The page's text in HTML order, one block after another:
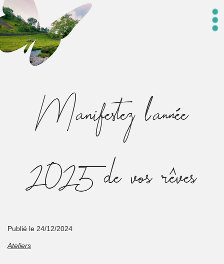
Manifestez l’année
2025 de vos rêves
Publié le 24/12/2024
Ateliers